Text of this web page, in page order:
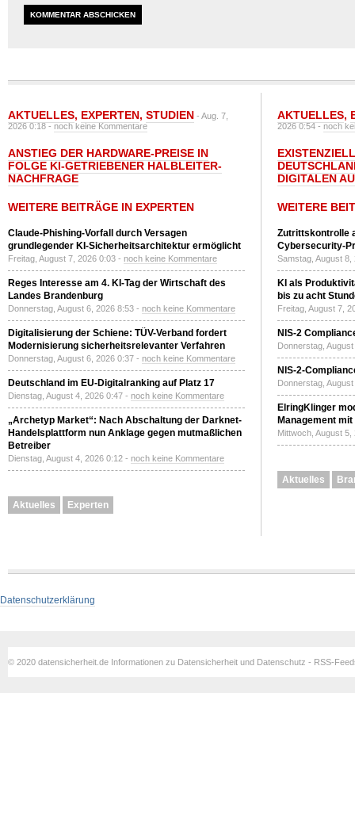
AKTUELLES, EXPERTEN, STUDIEN - Aug. 7,
2026 0:18 -noch keine Kommentare
ANSTIEG DER HARDWARE-PREISE IN
FOLGE KI-GETRIEBENER HALBLEITER-
NACHFRAGE
WEITERE BEITRÄGE IN EXPERTEN
Claude-Phishing-Vorfall durch Versagen
grundlegender KI-Sicherheitsarchitektur ermöglicht
Freitag, August 7, 2026 0:03 - noch keine Kommentare
Reges Interesse am 4. KI-Tag der Wirtschaft des
Landes Brandenburg
Donnerstag, August 6, 2026 8:53 - noch keine Kommentare
Digitalisierung der Schiene: TÜV-Verband fordert
Modernisierung sicherheitsrelevanter Verfahren
Donnerstag, August 6, 2026 0:37 - noch keine Kommentare
Deutschland im EU-Digitalranking auf Platz 17
Dienstag, August 4, 2026 0:47 - noch keine Kommentare
„Archetyp Market“: Nach Abschaltung der Darknet-
Handelsplattform nun Anklage gegen mutmaßlichen
Betreiber
Dienstag, August 4, 2026 0:12 - noch keine Kommentare
Aktuelles Experten
AKTUELLES,
2026 0:54 -noch
DIGITALEN
WEITERE
Zutrittskontrolle
Cybersecurity-
Samstag, August
KI als
bis zu acht
Freitag, August 7,
NIS-2
Donnerstag,
NIS-2-
Donnerstag,
ElringKlinger
Management
Mittwoch, August
Aktuelles
Datenschutzerklärung
© 2020 datensicherheit.de Informationen zu Datensicherheit und Datenschutz - RSS-